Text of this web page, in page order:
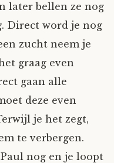
later bellen ze nog
Direct word je nog
zucht neem je
graag even
gaan alle
deze even
je het zegt,
te verbergen.
nog en je loopt